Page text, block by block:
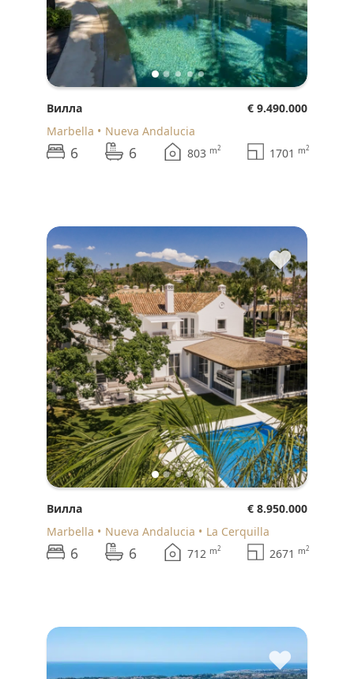
Вилла
€ 9.490.000
Marbella
Nueva Andalucia
6 6 803 m2 1701 m2
♥
Вилла
€ 8.950.000
Marbella
Nueva Andalucia La Cerquilla
6 6 712 m2 2671 m2
♥